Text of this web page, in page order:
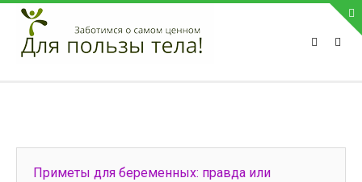
ПРИВЕТСТВУЕМ НА НАШЕМ САЙТЕ
Блок скоро обновится
Приметы для беременных: правда или